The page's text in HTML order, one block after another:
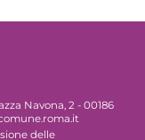
Navona, 2 - 00186
delle